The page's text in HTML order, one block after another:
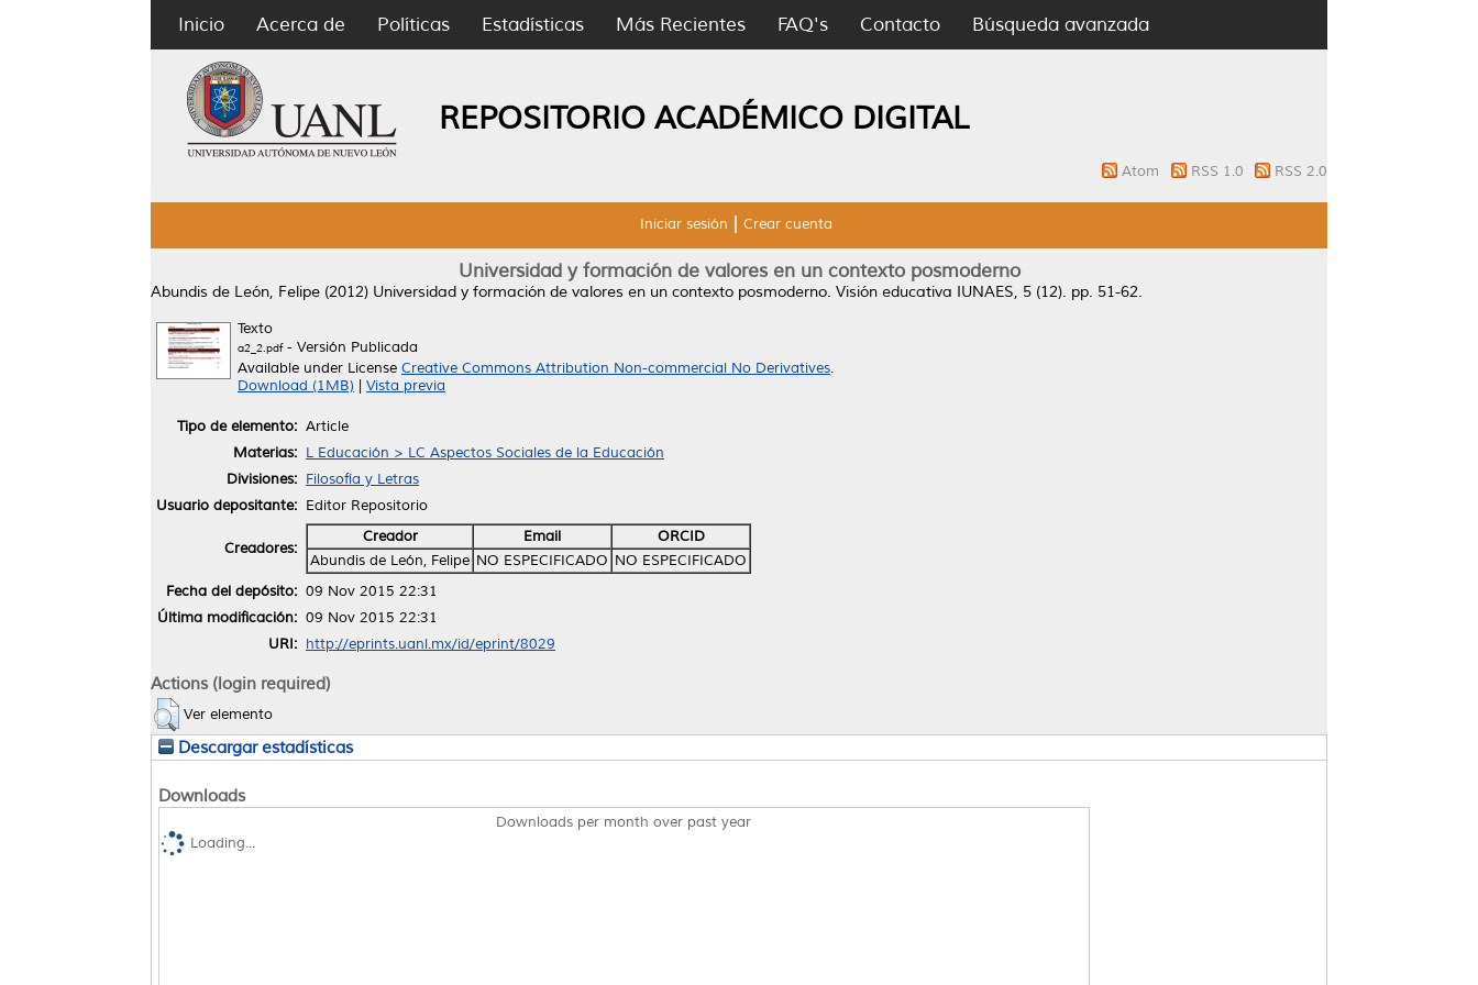
Inicio Acerca de Políticas Estadísticas Más Recientes FAQ's Contacto Búsqueda avanzada
REPOSITORIO ACADÉMICO DIGITAL
Atom RSS 1.0 RSS 2.0
Iniciar sesión Crear cuenta
Universidad y formación de valores en un contexto posmoderno
Abundis de León, Felipe (2012) Universidad y formación de valores en un contexto posmoderno. Visión educativa IUNAES, 5 (12). pp. 51-62.
Texto
a2_2.pdf- Versión Publicada
Available under License Creative Commons Attribution Non-commercial No Derivatives.
Download (1MB)
Vista previa
Tipo de elemento: Article
Materias: L Educación > LC Aspectos Sociales de la Educación
Divisiones: Filosofía y Letras
Usuario depositante: Editor Repositorio
Creadores:
Creador Email
ORCID
Abundis de León, Felipe NO ESPECIFICADO NO ESPECIFICADO
Fecha del depósito: 09 Nov 2015 22:31
Última modificación: 09 Nov 2015 22:31
URI: http://eprints.uanl.mx/id/eprint/8029
Actions (login required)
Ver elemento
Descargar estadísticas
Downloads
Downloads per month over past year
Loading...